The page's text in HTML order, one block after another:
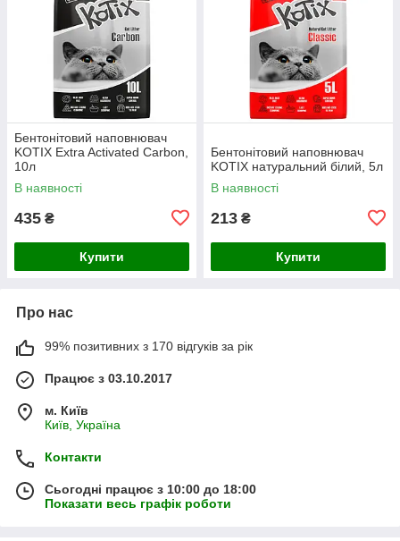
Бентонітовий наповнювач
KOTIX Extra Activated Carbon,
10л
В наявності
435 ₴
Купити
Бентонітовий наповнювач
KOTIX натуральний білий, 5л
В наявності
213 ₴
Купити
Про нас
99% позитивних з 170 відгуків за рік
Працює з 03.10.2017
м. Київ
Київ, Україна
Контакти
Сьогодні працює з 10:00 до 18:00
Показати весь графік роботи